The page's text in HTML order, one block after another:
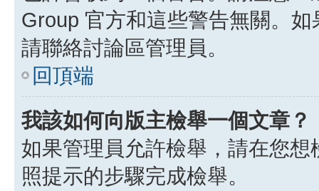
Group 官方和這些警告無關。
請聯絡討論區管理員。
回頂端
我該如何向版主檢舉一個文章？
如果管理員允許檢舉，請在您
照提示的步驟完成檢舉。